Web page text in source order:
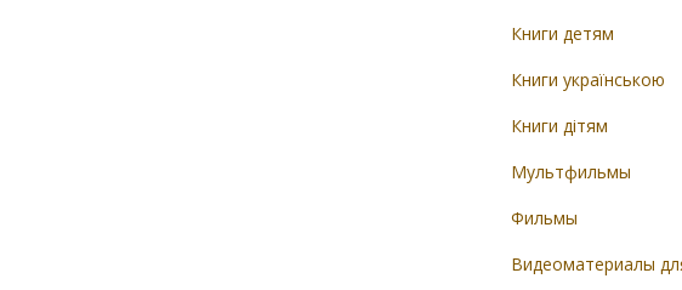
Книги детям
Книги українською
Книги дітям
Мультфильмы
Фильмы
Видеоматериалы